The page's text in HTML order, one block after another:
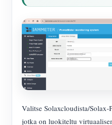
Valitse Solaxcloudista/
jotka on luokiteltu